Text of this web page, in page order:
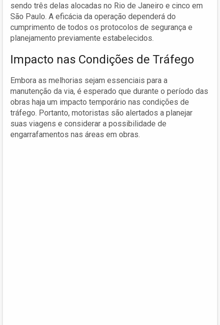
sendo três delas alocadas no Rio de Janeiro e cinco em
São Paulo. A eficácia da operação dependerá do
cumprimento de todos os protocolos de segurança e
planejamento previamente estabelecidos.
Impacto nas Condições de Tráfego
Embora as melhorias sejam essenciais para a
manutenção da via, é esperado que durante o período das
obras haja um impacto temporário nas condições de
tráfego. Portanto, motoristas são alertados a planejar
suas viagens e considerar a possibilidade de
engarrafamentos nas áreas em obras.